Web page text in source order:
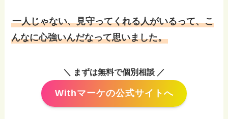
一人じゃない、見守ってくれる人がいるって、こ
んなに心強いんだなって思いました。
＼ まずは無料で個別相談 ／
Withマーケの公式サイトへ